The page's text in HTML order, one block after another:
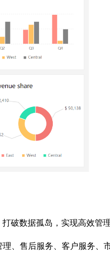
破数据孤岛，实现高效管理
、售后服务、客户服务、